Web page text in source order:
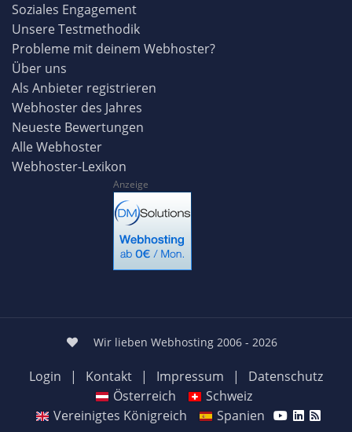
Soziales Engagement
Unsere Testmethodik
Probleme mit deinem Webhoster?
Über uns
Als Anbieter registrieren
Webhoster des Jahres
Neueste Bewertungen
Alle Webhoster
Webhoster-Lexikon
Anzeige
Wir lieben Webhosting 2006 - 2026
Login | Kontakt | Impressum |
Datenschutz
Österreich
Schweiz
Vereinigtes Königreich
Spanien